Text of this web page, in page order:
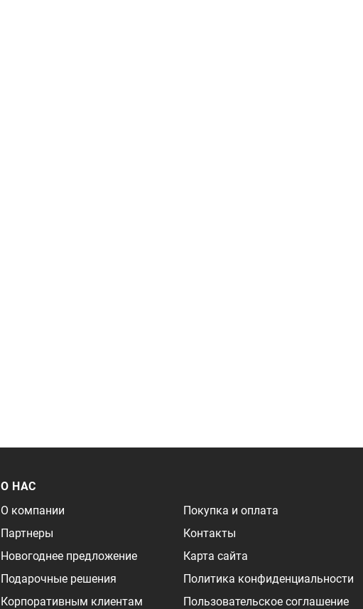
О НАС
О компании
Партнеры
Новогоднее предложение
Подарочные решения
Корпоративным клиентам
Покупка и оплата
Контакты
Карта сайта
Политика конфиденциальности
Пользовательское соглашение